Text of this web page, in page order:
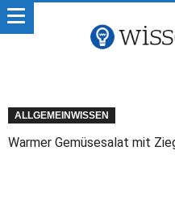
ALLGEMEINWISSEN
Warmer Gemüsesalat mit